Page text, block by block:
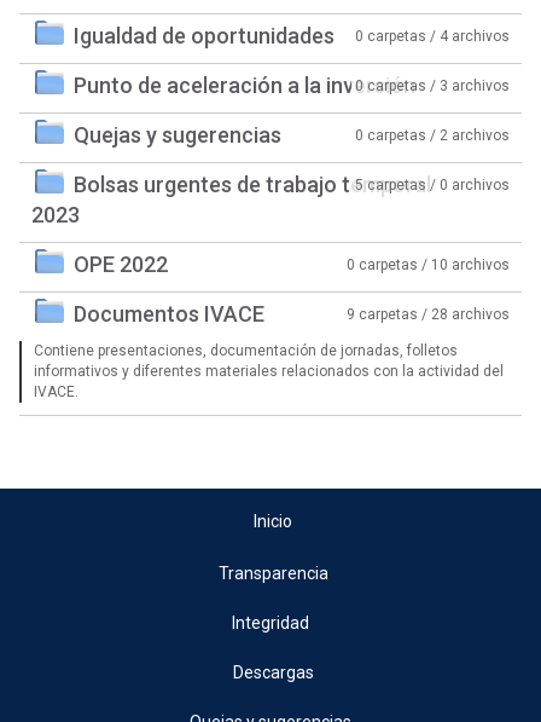
Igualdad de oportunidades 0 carpetas / 4 archivos
Punto de aceleración a la inversión0 carpetas / 3 archivos
Quejas y sugerencias 0 carpetas / 2 archivos
Bolsas urgentes de trabajo temporal
2023
5 carpetas / 0 archivos
OPE 2022 0 carpetas / 10 archivos
Documentos IVACE 9 carpetas / 28 archivos
Contiene presentaciones, documentación de jornadas, folletos
informativos y diferentes materiales relacionados con la actividad del
IVACE.
Inicio
Transparencia
Integridad
Descargas